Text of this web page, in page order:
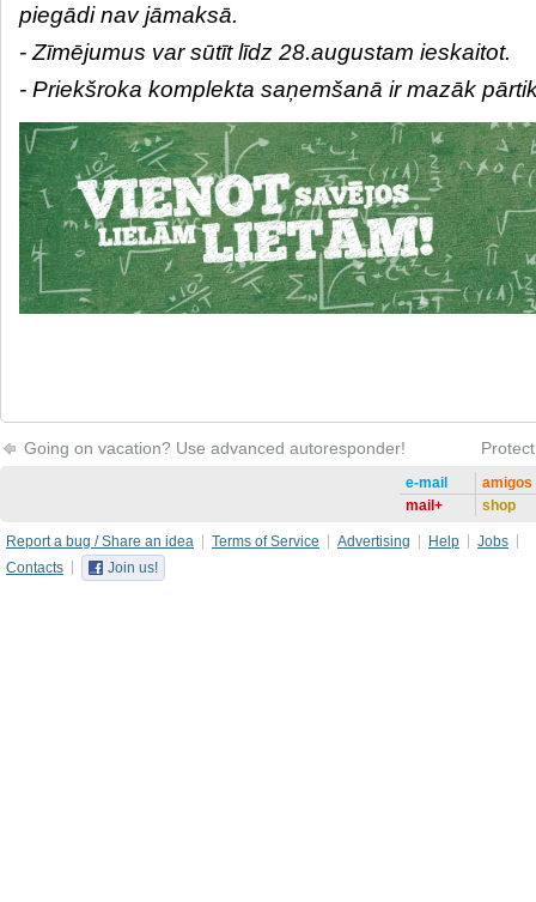
piegādi nav jāmaksā.
- Zīmējumus var sūtīt līdz 28.augustam ieskaitot.
- Priekšroka komplekta saņemšanā ir mazāk
Going on vacation? Use advanced autoresponder!
e-mail
mail+
amigos
shop
Report a bug / Share an idea Terms of Service Advertising Help
Jobs
Contacts
Join us!